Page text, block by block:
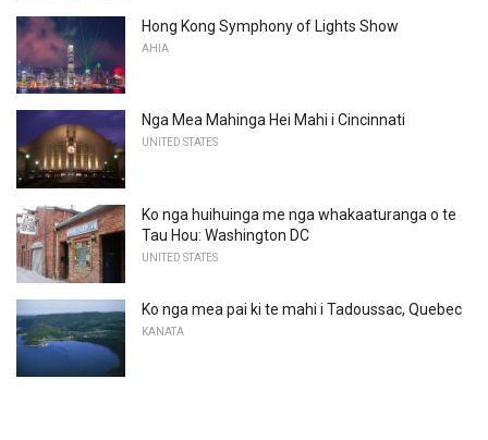
Hong Kong Symphony of Lights Show
AHIA
Nga Mea Mahinga Hei Mahi i Cincinnati
UNITED STATES
Ko nga huihuinga me nga whakaaturanga o te
Tau Hou: Washington DC
UNITED STATES
Ko nga mea pai ki te mahi i Tadoussac, Quebec
KANATA